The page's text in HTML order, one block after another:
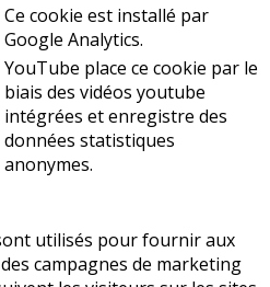
Ce cookie est installé par
Google Analytics.
YouTube place ce cookie par le
biais des vidéos youtube
intégrées et enregistre des
données statistiques
anonymes.
utilisés pour fournir aux
campagnes de marketing